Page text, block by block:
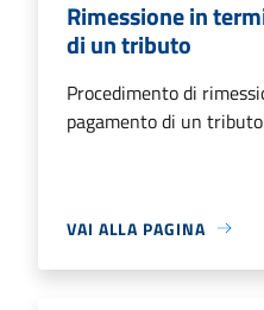
Rimessione in
di un tributo
Procedimento di
pagamento di un tributo
VAI ALLA PAGINA